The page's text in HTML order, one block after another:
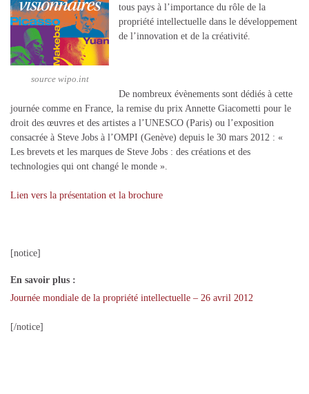
source wipo.int
tous pays à l’importance du rôle de la
propriété intellectuelle dans le développement
de l’innovation et de la créativité.
De nombreux évènements sont dédiés à cette
journée comme en France, la remise du prix Annette Giacometti pour le
droit des œuvres et des artistes a l’UNESCO (Paris) ou l’exposition
consacrée à Steve Jobs à l’OMPI (Genève) depuis le 30 mars 2012 : «
Les brevets et les marques de Steve Jobs : des créations et des
technologies qui ont changé le monde ».
Lien vers la présentation et la brochure
[notice]
En savoir plus :
Journée mondiale de la propriété intellectuelle – 26 avril 2012
[/notice]